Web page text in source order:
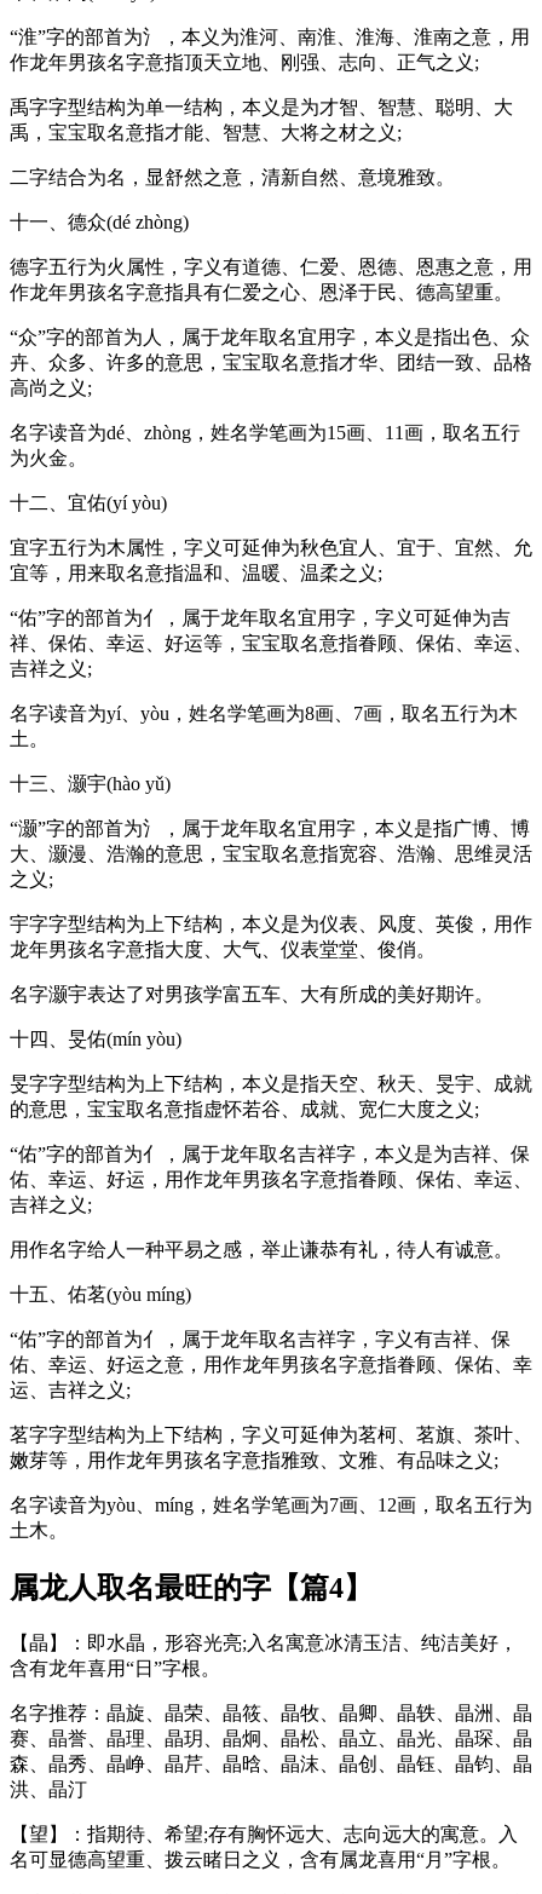
“淮”字的部首为氵，本义为淮河、南淮、淮海、淮南之意，用
作龙年男孩名字意指顶天立地、刚强、志向、正气之义;
禹字字型结构为单一结构，本义是为才智、智慧、聪明、大
禹，宝宝取名意指才能、智慧、大将之材之义;
二字结合为名，显舒然之意，清新自然、意境雅致。
十一、德众(dé zhòng)
德字五行为火属性，字义有道德、仁爱、恩德、恩惠之意，用
作龙年男孩名字意指具有仁爱之心、恩泽于民、德高望重。
“众”字的部首为人，属于龙年取名宜用字，本义是指出色、众
卉、众多、许多的意思，宝宝取名意指才华、团结一致、品格
高尚之义;
名字读音为dé、zhòng，姓名学笔画为15画、11画，取名五行
为火金。
十二、宜佑(yí yòu)
宜字五行为木属性，字义可延伸为秋色宜人、宜于、宜然、允
宜等，用来取名意指温和、温暖、温柔之义;
“佑”字的部首为亻，属于龙年取名宜用字，字义可延伸为吉
祥、保佑、幸运、好运等，宝宝取名意指眷顾、保佑、幸运、
吉祥之义;
名字读音为yí、yòu，姓名学笔画为8画、7画，取名五行为木
土。
十三、灏宇(hào yǔ)
“灏”字的部首为氵，属于龙年取名宜用字，本义是指广博、博
大、灏漫、浩瀚的意思，宝宝取名意指宽容、浩瀚、思维灵活
之义;
宇字字型结构为上下结构，本义是为仪表、风度、英俊，用作
龙年男孩名字意指大度、大气、仪表堂堂、俊俏。
名字灏宇表达了对男孩学富五车、大有所成的美好期许。
十四、旻佑(mín yòu)
旻字字型结构为上下结构，本义是指天空、秋天、旻宇、成就
的意思，宝宝取名意指虚怀若谷、成就、宽仁大度之义;
“佑”字的部首为亻，属于龙年取名吉祥字，本义是为吉祥、保
佑、幸运、好运，用作龙年男孩名字意指眷顾、保佑、幸运、
吉祥之义;
用作名字给人一种平易之感，举止谦恭有礼，待人有诚意。
十五、佑茗(yòu míng)
“佑”字的部首为亻，属于龙年取名吉祥字，字义有吉祥、保
佑、幸运、好运之意，用作龙年男孩名字意指眷顾、保佑、幸
运、吉祥之义;
茗字字型结构为上下结构，字义可延伸为茗柯、茗旗、茶叶、
嫩芽等，用作龙年男孩名字意指雅致、文雅、有品味之义;
名字读音为yòu、míng，姓名学笔画为7画、12画，取名五行为
土木。
属龙人取名最旺的字【篇4】
【晶】：即水晶，形容光亮;入名寓意冰清玉洁、纯洁美好，
含有龙年喜用“日”字根。
名字推荐：晶旋、晶荣、晶筱、晶牧、晶卿、晶轶、晶洲、晶
赛、晶誉、晶理、晶玥、晶炯、晶松、晶立、晶光、晶琛、晶
森、晶秀、晶峥、晶芹、晶晗、晶沫、晶创、晶钰、晶钧、晶
洪、晶汀
【望】：指期待、希望;存有胸怀远大、志向远大的寓意。入
名可显德高望重、拨云睹日之义，含有属龙喜用“月”字根。